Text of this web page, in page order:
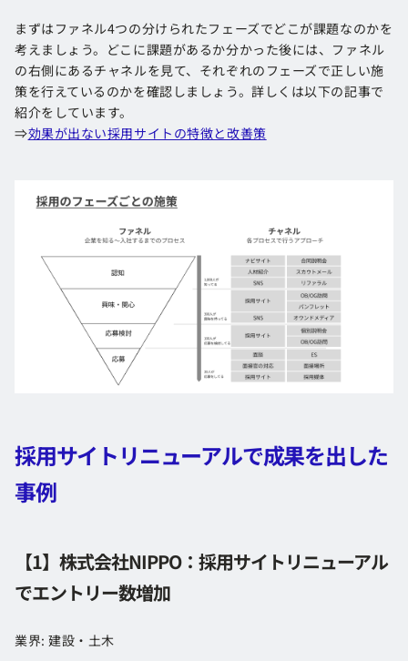
まずはファネル4つの分けられたフェーズでどこが課題なのかを
考えましょう。どこに課題があるか分かった後には、ファネル
の右側にあるチャネルを見て、それぞれのフェーズで正しい施
策を行えているのかを確認しましょう。詳しくは以下の記事で
紹介をしています。
⇒効果が出ない採用サイトの特徴と改善策
採用サイトリニューアルで成果を出した
事例
【1】株式会社NIPPO：採用サイトリニューアル
でエントリー数増加
業界: 建設・土木